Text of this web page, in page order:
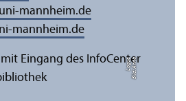
Bil
d:
A
n
n
a
L
o
g
u
e
uni-mannheim.de
mannheim.de